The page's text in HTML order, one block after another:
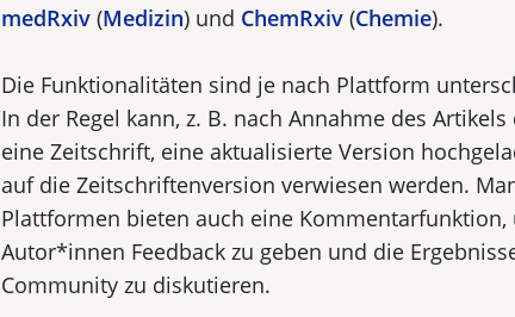
medRxiv (Medizin) und ChemRxiv (Chemie).
Die Funktionalitäten sind je nach Plattform
In der Regel kann, z. B. nach Annahme des Artikels
eine Zeitschrift, eine aktualisierte Version
auf die Zeitschriftenversion verwiesen werden.
Plattformen bieten auch eine Kommentarfunktion,
Autor*innen Feedback zu geben und die
Community zu diskutieren.